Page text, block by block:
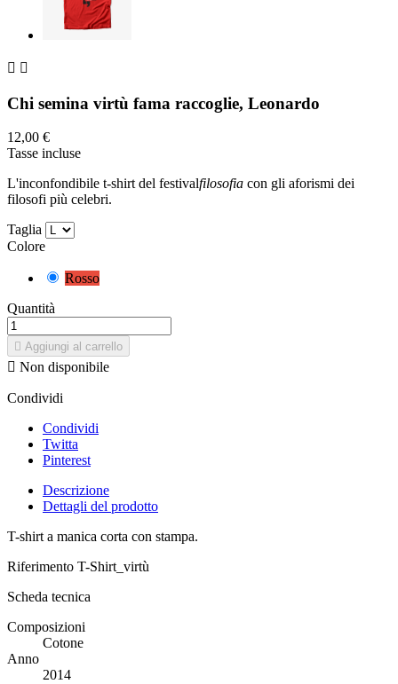
 
Chi semina virtù fama raccoglie, Leonardo
12,00 €
Tasse incluse
L'inconfondibile t-shirt del festivalfilosofia con gli aforismi dei
filosofi più celebri.
Taglia
Colore
Rosso
Quantità
 Aggiungi al carrello
 Non disponibile
Condividi
Condividi
Twitta
Pinterest
Descrizione
Dettagli del prodotto
T-shirt a manica corta con stampa.
Riferimento T-Shirt_virtù
Scheda tecnica
Composizioni
Cotone
Anno
2014